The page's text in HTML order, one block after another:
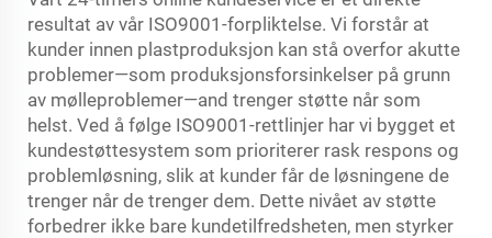
resultat av vår ISO9001-forpliktelse. Vi forstår at
kunder innen plastproduksjon kan stå overfor akutte
problemer—som produksjonsforsinkelser på grunn
av mølleproblemer—and trenger støtte når som
helst. Ved å følge ISO9001-rettlinjer har vi bygget et
kundestøttesystem som prioriterer rask respons og
problemløsning, slik at kunder får de løsningene de
trenger når de trenger dem. Dette nivået av støtte
forbedrer ikke bare kundetilfredsheten, men styrker